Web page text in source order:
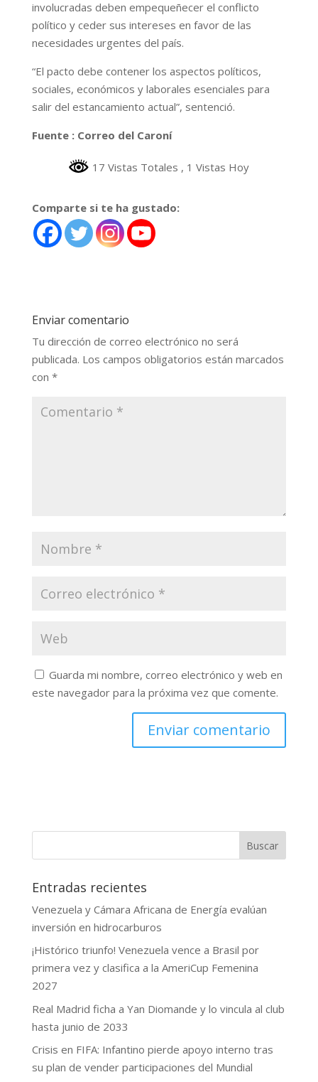
involucradas deben empequeñecer el conflicto
político y ceder sus intereses en favor de las
necesidades urgentes del país.
“El pacto debe contener los aspectos políticos,
sociales, económicos y laborales esenciales para
salir del estancamiento actual”, sentenció.
Fuente : Correo del Caroní
17 Vistas Totales , 1 Vistas Hoy
Comparte si te ha gustado:
Enviar comentario
Tu dirección de correo electrónico no será
publicada. Los campos obligatorios están marcados
con *
Guarda mi nombre, correo electrónico y web en
este navegador para la próxima vez que comente.
Buscar
Entradas recientes
Venezuela y Cámara Africana de Energía evalúan
inversión en hidrocarburos
¡Histórico triunfo! Venezuela vence a Brasil por
primera vez y clasifica a la AmeriCup Femenina
2027
Real Madrid ficha a Yan Diomande y lo vincula al club
hasta junio de 2033
Crisis en FIFA: Infantino pierde apoyo interno tras
su plan de vender participaciones del Mundial